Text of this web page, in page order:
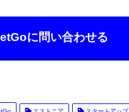
に問い合わせる